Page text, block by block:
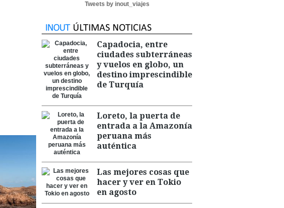
Tweets by inout_viajes
Capadocia, entre
ciudades subterráneas
y vuelos en globo, un
destino imprescindible
de Turquía
Loreto, la puerta de
entrada a la Amazonía
peruana más
auténtica
Las mejores cosas que
hacer y ver en Tokio
en agosto